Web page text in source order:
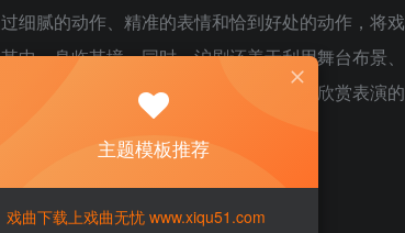
细腻的动作、精准的表情和恰到好处的动作，将戏
，身临其境。同时，沪剧还善于利用舞台布景、
强了戏剧的感染力和观赏性，使观众在欣赏表演的
主题模板推荐
戏曲下载上戏曲无忧 www.xiqu51.com